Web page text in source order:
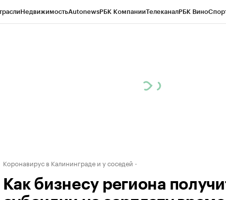
НедвижимостьAutonewsРБК КомпанииТелеканалРБК Вино
Коронавирус в Калининграде и у соседей
Как бизнесу региона